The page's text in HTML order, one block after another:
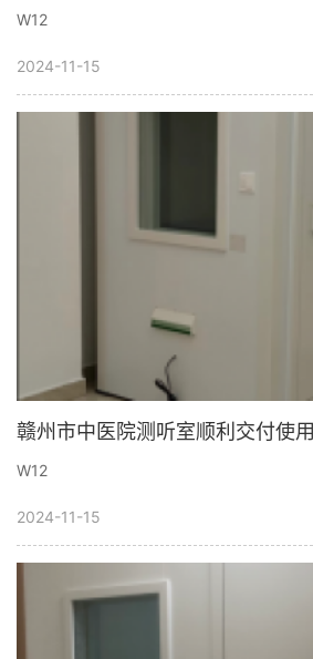
W12
2024-11-15
赣州市中医院测听室顺利交付使用
W12
2024-11-15